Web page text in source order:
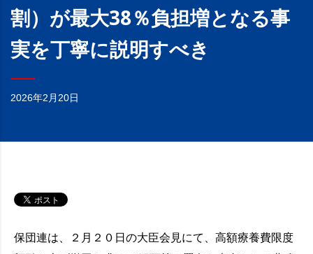
割）が最大38％負担増となる事
実を丁寧に説明すべき
2026年2月20日
保団連は、２月２０日の大臣会見にて、高額療養費限度